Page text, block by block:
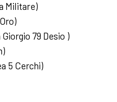
Militare)
79 Desio )
5 Cerchi)